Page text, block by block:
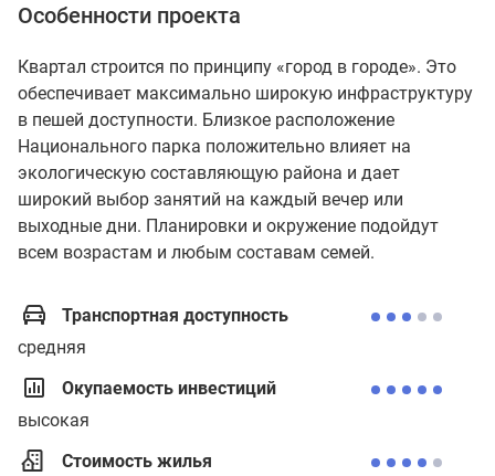
Особенности проекта
Квартал строится по принципу «город в городе». Это
обеспечивает максимально широкую инфраструктуру
в пешей доступности. Близкое расположение
Национального парка положительно влияет на
экологическую составляющую района и дает
широкий выбор занятий на каждый вечер или
выходные дни. Планировки и окружение подойдут
всем возрастам и любым составам семей.
Транспортная доступность
средняя
Окупаемость инвестиций
высокая
Стоимость жилья